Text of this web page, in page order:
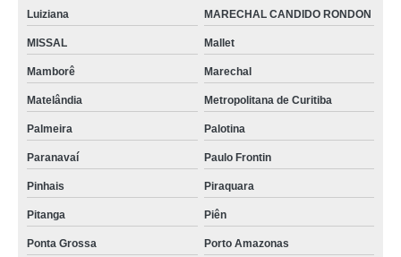
Luiziana MARECHAL CANDIDO RONDON
MISSAL Mallet
Mamborê Marechal
Matelândia Metropolitana de Curitiba
Palmeira Palotina
Paranavaí Paulo Frontin
Pinhais Piraquara
Pitanga Piên
Ponta Grossa Porto Amazonas